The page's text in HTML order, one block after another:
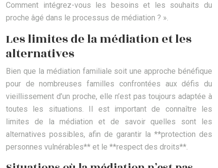
Comment intégrez-vous les besoins et les souhaits du
proche âgé dans le processus de médiation ? ».
Les limites de la médiation et les
alternatives
Bien que la médiation familiale soit une approche bénéfique
pour de nombreuses familles confrontées aux défis du
vieillissement d’un proche, elle n’est pas toujours adaptée à
toutes les situations. Il est important de connaître les
limites de la médiation et de savoir quelles sont les
alternatives possibles, afin de garantir la **protection des
personnes vulnérables** et le **respect des droits**.